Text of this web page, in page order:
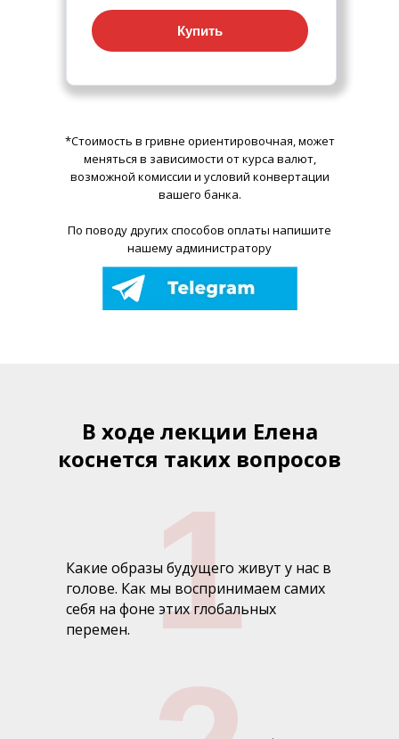
Купить
*Стоимость в гривне ориентировочная, может
меняться в зависимости от курса валют,
возможной комиссии и условий конвертации
вашего банка.
По поводу других способов оплаты напишите
нашему администратору
1
Какие образы будущего живут у нас в
голове. Как мы воспринимаем самих
себя на фоне этих глобальных
перемен.
В ходе лекции Елена
коснется таких вопросов